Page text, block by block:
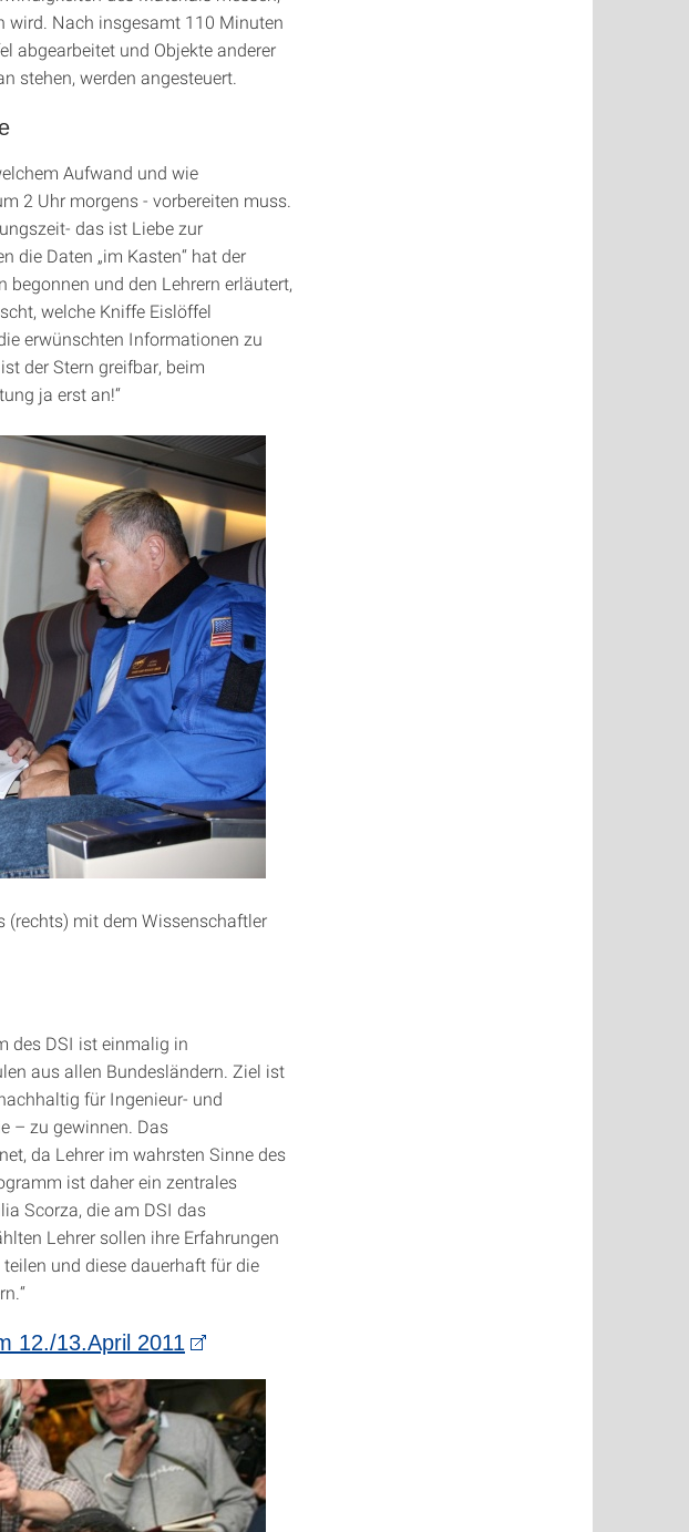
wird. Nach insgesamt 110 Minuten
abgearbeitet und Objekte anderer
stehen, werden angesteuert.
Aufwand und wie
2 Uhr morgens - vorbereiten muss.
das ist Liebe zur
die Daten „im Kasten“ hat der
und den Lehrern erläutert,
welche Kniffe Eislöffel
erwünschten Informationen zu
der Stern greifbar, beim
ja erst an!“
(rechts) mit dem Wissenschaftler
des DSI ist einmalig in
aus allen Bundesländern. Ziel ist
für Ingenieur- und
– zu gewinnen. Das
da Lehrer im wahrsten Sinne des
ist daher ein zentrales
Scorza, die am DSI das
Lehrer sollen ihre Erfahrungen
und diese dauerhaft für die
12./13.April 2011